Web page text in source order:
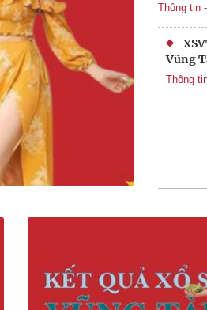
Thông tin
Vũng
Thông